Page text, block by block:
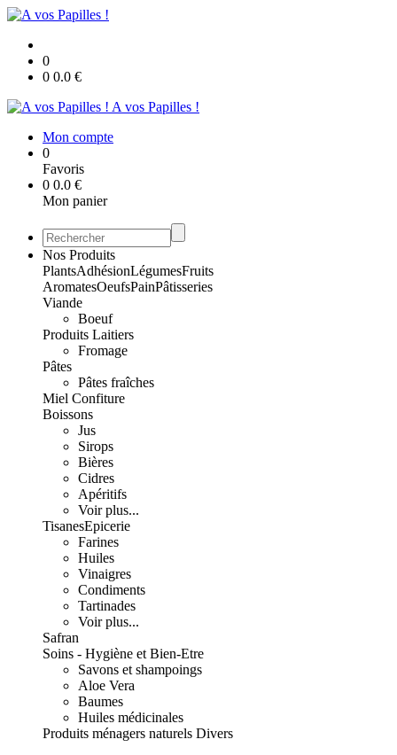
0
0 0.0 €
A vos Papilles !
Mon compte
0
Favoris
0 0.0 €
Mon panier
Nos Produits
PlantsAdhésionLégumesFruits
AromatesOeufsPainPâtisseries
Viande
Boeuf
Produits Laitiers
Fromage
Pâtes
Pâtes fraîches
Miel Confiture
Boissons
Jus
Sirops
Bières
Cidres
Apéritifs
Voir plus...
TisanesEpicerie
Farines
Huiles
Vinaigres
Condiments
Tartinades
Voir plus...
Safran
Soins - Hygiène et Bien-Etre
Savons et shampoings
Aloe Vera
Baumes
Huiles médicinales
Produits ménagers naturels Divers